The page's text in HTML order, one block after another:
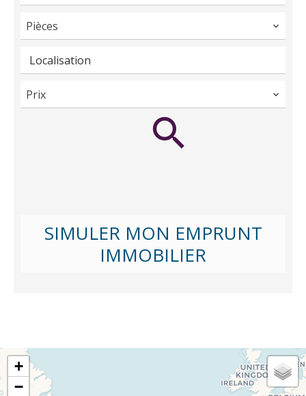
Pièces
Localisation
Prix
SIMULER MON EMPRUNT
IMMOBILIER
+
−